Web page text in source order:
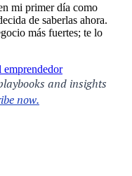
mi primer día como
de saberlas ahora.
más fuertes; te lo
emprendedor